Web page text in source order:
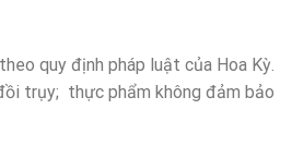
quy định pháp luật của Hoa Kỳ.
trụy; thực phẩm không đảm bảo